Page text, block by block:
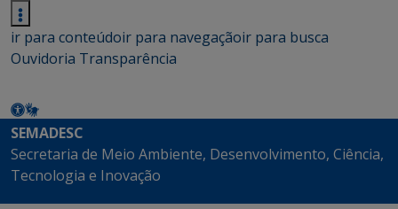
ir para conteúdoir para navegaçãoir para busca
Ouvidoria Transparência
SEMADESC
Secretaria de Meio Ambiente, Desenvolvimento, Ciência,
Tecnologia e Inovação